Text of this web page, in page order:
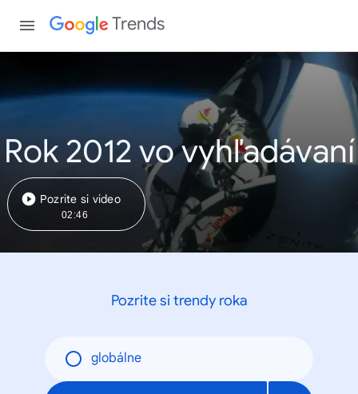
Trends
Rok 2012 vo vyhľadávaní
Pozrite si video
02:46
Pozrite si trendy roka
globálne